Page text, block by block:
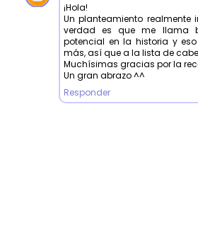
¡Hola!
Un planteamiento realmente
verdad es que me llama
potencial en la historia y
más, así que a la lista de
Muchísimas gracias por la
Un gran abrazo ^^
Responder